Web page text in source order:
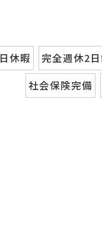
休暇 完全週休2
社会保険完備